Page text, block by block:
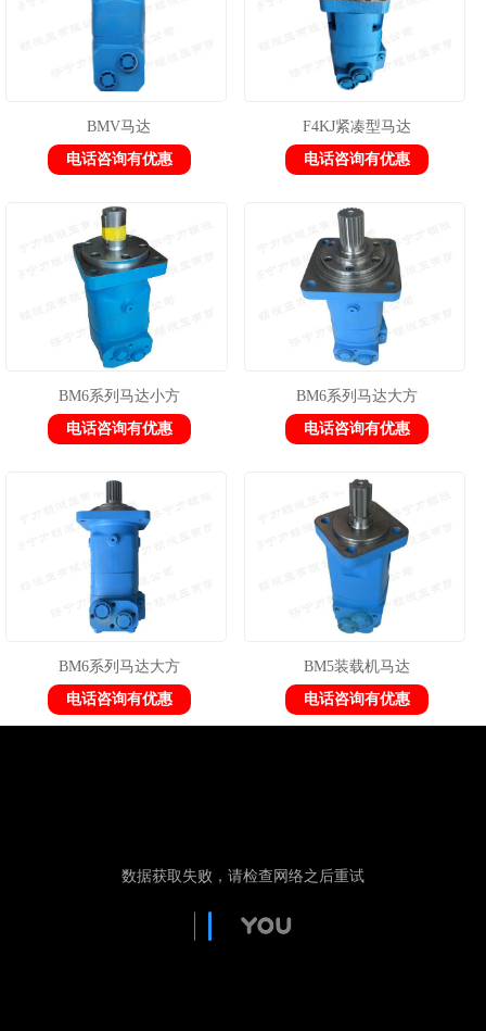
BMV马达
电话咨询有优惠
F4KJ紧凑型马达
电话咨询有优惠
BM6系列马达小方
电话咨询有优惠
BM6系列马达大方
电话咨询有优惠
BM6系列马达大方
电话咨询有优惠
BM5装载机马达
电话咨询有优惠